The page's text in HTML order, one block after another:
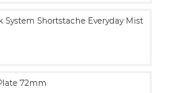
System Shortstache Everyday Mist
72mm